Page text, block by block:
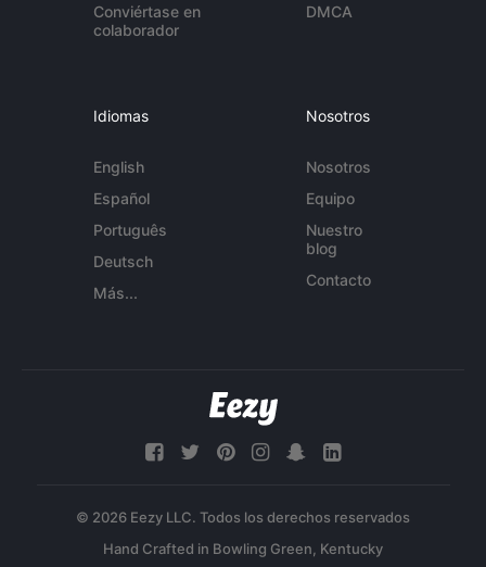
Conviértase en
colaborador
DMCA
Idiomas
English
Español
Português
Deutsch
Más...
Nosotros
Nosotros
Equipo
Nuestro
blog
Contacto
© 2026 Eezy LLC. Todos los derechos reservados